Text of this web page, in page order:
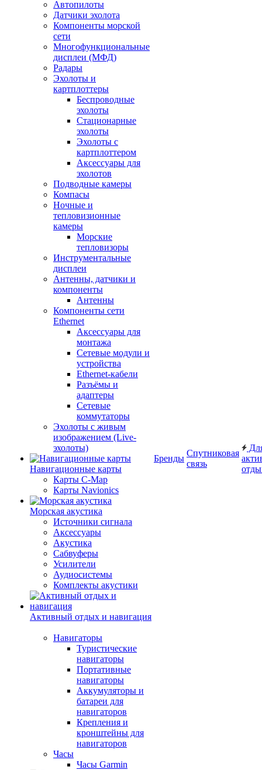
Автопилоты
Датчики эхолота
Компоненты морской
сети
Многофункциональные
дисплеи (МФД)
Радары
Эхолоты и
картплоттеры
Беспроводные
эхолоты
Стационарные
эхолоты
Эхолоты с
картплоттером
Аксессуары для
эхолотов
Подводные камеры
Компасы
Ночные и
тепловизионные
камеры
Морские
тепловизоры
Инструментальные
дисплеи
Антенны, датчики и
компоненты
Антенны
Компоненты сети
Ethernet
Аксессуары для
монтажа
Сетевые модули и
устройства
Ethernet-кабели
Разъёмы и
адаптеры
Сетевые
коммутаторы
Эхолоты с живым
изображением (Live-
эхолоты)
Навигационные карты
Карты C-Map
Карты Navionics
Морская акустика
Источники сигнала
Аксессуары
Акустика
Сабвуферы
Усилители
Аудиосистемы
Комплекты акустики
Активный отдых и навигация
Навигаторы
Туристические
навигаторы
Портативные
навигаторы
Аккумуляторы и
батареи для
навигаторов
Крепления и
кронштейны для
навигаторов
Часы
Часы Garmin
Бренды
Спутниковая
связь